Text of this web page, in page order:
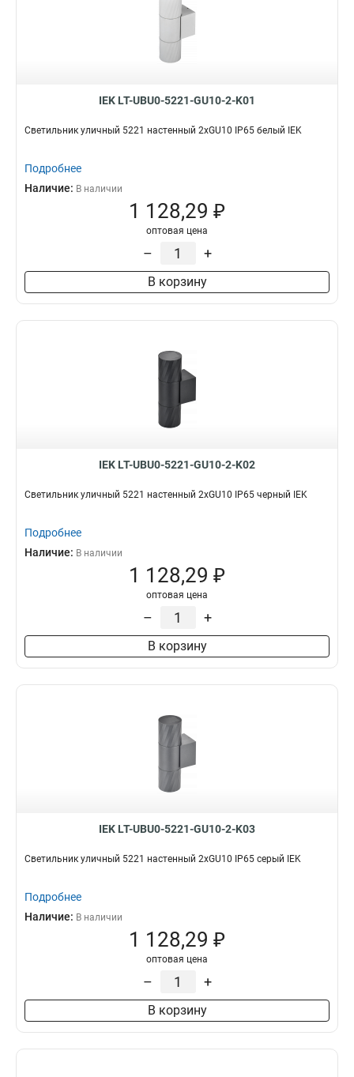
IEK LT-UBU0-5221-GU10-2-K01
Светильник уличный 5221 настенный 2хGU10 IP65 белый IEK
Подробнее
Наличие: В наличии
1 128,29 ₽
оптовая цена
– +
В корзину
IEK LT-UBU0-5221-GU10-2-K02
Светильник уличный 5221 настенный 2хGU10 IP65 черный IEK
Подробнее
Наличие: В наличии
1 128,29 ₽
оптовая цена
– +
В корзину
IEK LT-UBU0-5221-GU10-2-K03
Светильник уличный 5221 настенный 2хGU10 IP65 серый IEK
Подробнее
Наличие: В наличии
1 128,29 ₽
оптовая цена
– +
В корзину